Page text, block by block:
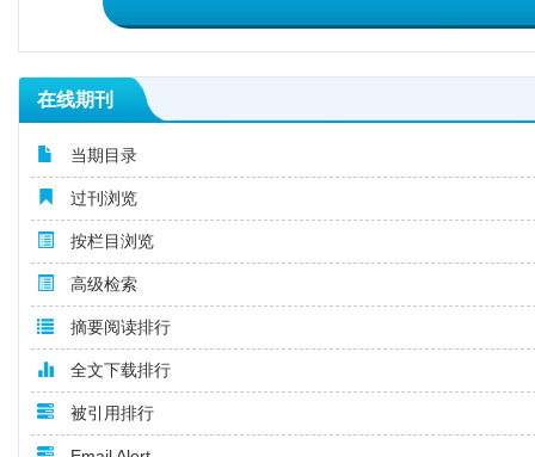
在线期刊
当期目录
过刊浏览
按栏目浏览
高级检索
摘要阅读排行
全文下载排行
被引用排行